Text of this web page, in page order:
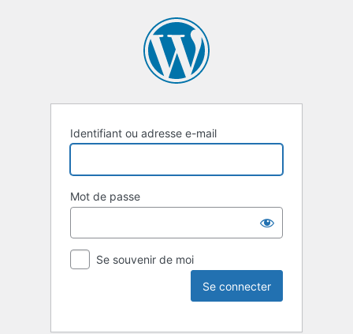
Identifiant ou adresse e-mail
Mot de passe
Se souvenir de moi